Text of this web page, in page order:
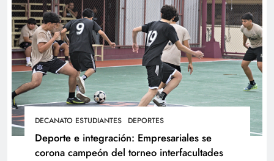
DECANATO ESTUDIANTES DEPORTES
Deporte e integración: Empresariales se
corona campeón del torneo interfacultades